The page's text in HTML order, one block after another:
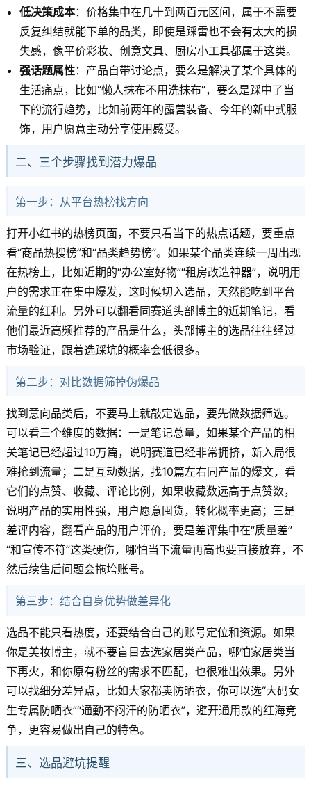
低决策成本：价格集中在几十到两百元区间，属于不需要
反复纠结就能下单的品类，即使是踩雷也不会有太大的损
失感，像平价彩妆、创意文具、厨房小工具都属于这类。
强话题属性：产品自带讨论点，要么是解决了某个具体的
生活痛点，比如“懒人抹布不用洗抹布”，要么是踩中了当
下的流行趋势，比如前两年的露营装备、今年的新中式服
饰，用户愿意主动分享使用感受。
二、三个步骤找到潜力爆品
第一步：从平台热榜找方向
打开小红书的热榜页面，不要只看当下的热点话题，要重点
看“商品热搜榜”和“品类趋势榜”。如果某个品类连续一周出现
在热榜上，比如近期的“办公室好物”“租房改造神器”，说明用
户的需求正在集中爆发，这时候切入选品，天然能吃到平台
流量的红利。另外可以翻看同赛道头部博主的近期笔记，看
他们最近高频推荐的产品是什么，头部博主的选品往往经过
市场验证，跟着选踩坑的概率会低很多。
第二步：对比数据筛掉伪爆品
找到意向品类后，不要马上就敲定选品，要先做数据筛选。
可以看三个维度的数据：一是笔记总量，如果某个产品的相
关笔记已经超过10万篇，说明赛道已经非常拥挤，新入局很
难抢到流量；二是互动数据，找10篇左右同产品的爆文，看
它们的点赞、收藏、评论比例，如果收藏数远高于点赞数，
说明产品的实用性强，用户愿意囤货，转化概率更高；三是
差评内容，翻看产品的用户评价，要是差评集中在“质量差”
“和宣传不符”这类硬伤，哪怕当下流量再高也要直接放弃，不
然后续售后问题会拖垮账号。
第三步：结合自身优势做差异化
选品不能只看热度，还要结合自己的账号定位和资源。如果
你是美妆博主，就不要盲目去选家居类产品，哪怕家居类当
下再火，和你原有粉丝的需求不匹配，也很难出效果。另外
可以找细分差异点，比如大家都卖防晒衣，你可以选“大码女
生专属防晒衣”“通勤不闷汗的防晒衣”，避开通用款的红海竞
争，更容易做出自己的特色。
三、选品避坑提醒